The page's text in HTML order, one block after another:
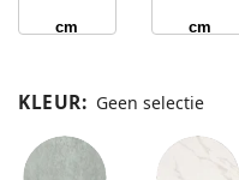
cm cm
KLEUR: Geen selectie